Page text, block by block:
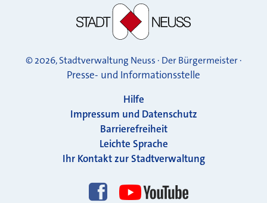
© 2026, Stadtverwaltung Neuss · Der Bürgermeister ·
Presse- und Informationsstelle
Hilfe
Impressum und Datenschutz
Barrierefreiheit
Leichte Sprache
Ihr Kontakt zur Stadtverwaltung
Folgen Sie uns!